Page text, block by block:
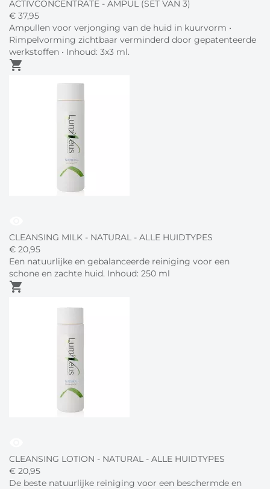
ACTIVCONCENTRATE - AMPUL (SET VAN 3)
€ 37,95
Ampullen voor verjonging van de huid in kuurvorm •
Rimpelvorming zichtbaar verminderd door gepatenteerde
werkstoffen • Inhoud: 3x3 ml.
shopping_cart
CLEANSING MILK - NATURAL - ALLE HUIDTYPES
€ 20,95
Een natuurlijke en gebalanceerde reiniging voor een
schone en zachte huid. Inhoud: 250 ml
shopping_cart
CLEANSING LOTION - NATURAL - ALLE HUIDTYPES
€ 20,95
De beste natuurlijke reiniging voor een beschermde en